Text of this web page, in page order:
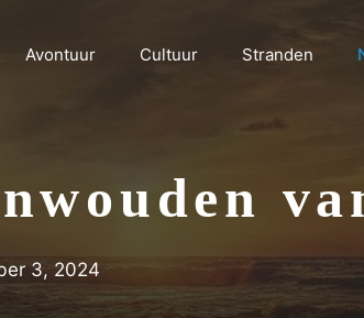
Avontuur Cultuur Stranden
3, 2024